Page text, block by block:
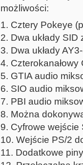
możliwości:
1. Cztery Pokeye
2. Dwa układy
3. Dwa układy
4.
5. GTIA audio
6. SIO audio
7. PBI audio
8. Można
9. Cyfrowe wejście
10. Wejście PS/2
11. Dodatkowe